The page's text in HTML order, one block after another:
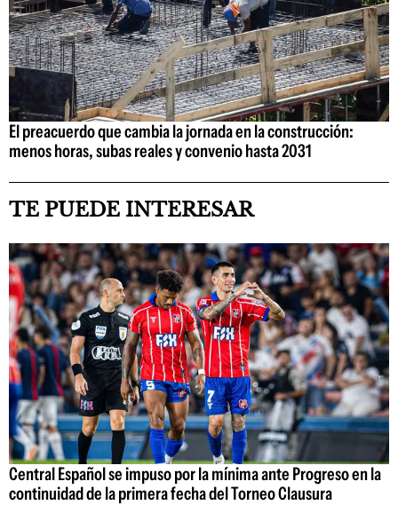
El preacuerdo que cambia la jornada en la construcción:
menos horas, subas reales y convenio hasta 2031
TE PUEDE INTERESAR
Central Español se impuso por la mínima ante Progreso en la
continuidad de la primera fecha del Torneo Clausura